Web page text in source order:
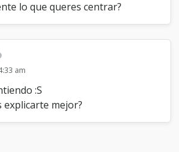
lo que queres centrar?
am
:S
mejor?